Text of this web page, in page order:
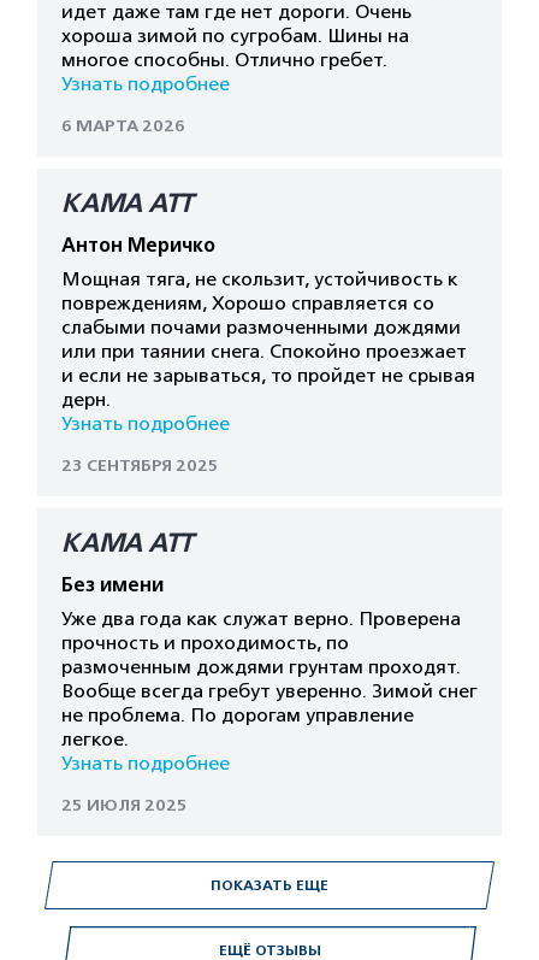
ЕЩЁ ОТЗЫВЫ
идет даже там где нет дороги. Очень
хороша зимой по сугробам. Шины на
многое способны. Отлично гребет.
Узнать подробнее
6 МАРТА 2026
КАМА АТТ
Антон Меричко
Мощная тяга, не скользит, устойчивость к
повреждениям, Хорошо справляется со
слабыми почами размоченными дождями
или при таянии снега. Спокойно проезжает
и если не зарываться, то пройдет не срывая
дерн.
Узнать подробнее
23 СЕНТЯБРЯ 2025
КАМА АТТ
Без имени
Уже два года как служат верно. Проверена
прочность и проходимость, по
размоченным дождями грунтам проходят.
Вообще всегда гребут уверенно. Зимой снег
не проблема. По дорогам управление
легкое.
Узнать подробнее
25 ИЮЛЯ 2025
ПОКАЗАТЬ ЕЩЕ